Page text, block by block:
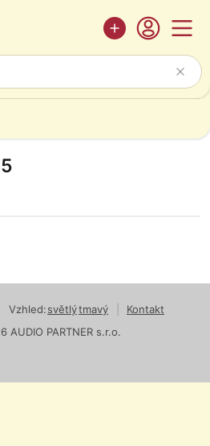
Vzhled:světlýtmavý
Kontakt
AUDIO PARTNER s.r.o.